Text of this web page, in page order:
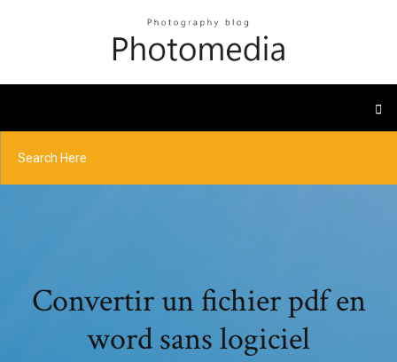
Convertir un fichier pdf en
word sans logiciel